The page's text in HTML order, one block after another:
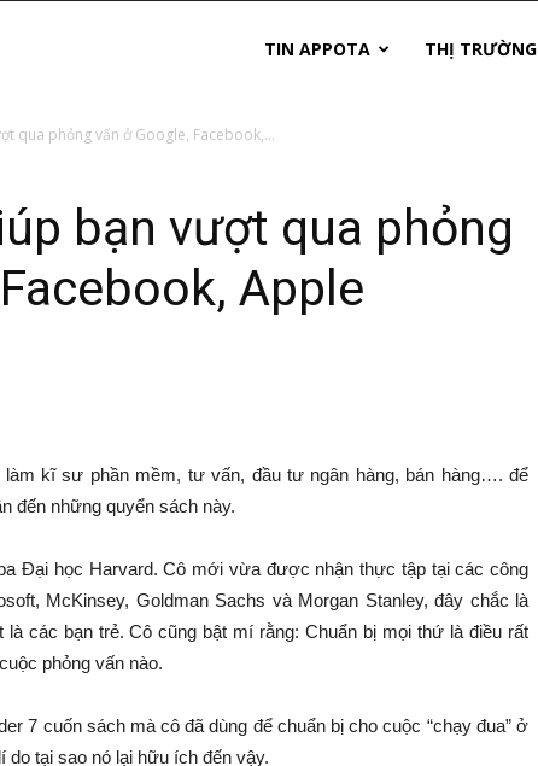
TIN APPOTA THỊ TRƯỜNG
qua phỏng vấn ở Google, Facebook,...
bạn vượt qua phỏng
Apple
làm kĩ sư phần mềm, tư vấn, đầu tư ngân hàng, bán hàng…. để
đến những quyển sách này.
Đại học Harvard. Cô mới vừa được nhận thực tập tại các công
McKinsey, Goldman Sachs và Morgan Stanley, đây chắc là
các bạn trẻ. Cô cũng bật mí rằng: Chuẩn bị mọi thứ là điều rất
phỏng vấn nào.
7 cuốn sách mà cô đã dùng để chuẩn bị cho cuộc “chạy đua” ở
tại sao nó lại hữu ích đến vậy.